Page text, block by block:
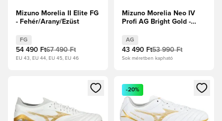
Mizuno Morelia II Elite FG
- Fehér/Arany/Ezüst
FG
54 490 Ft67 490 Ft
EU 43, EU 44, EU 45, EU 46
Mizuno Morelia Neo IV
Profi AG Bright Gold -
szürke
AG
43 490 Ft53 990 Ft
Sok méretben kapható
Megnyit egy modált a bejelentkezéshez vagy a tagként
Megnyit egy modált a
-20%